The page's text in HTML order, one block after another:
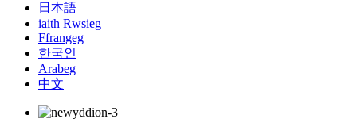
日本語
iaith Rwsieg
Ffrangeg
한국인
Arabeg
中文